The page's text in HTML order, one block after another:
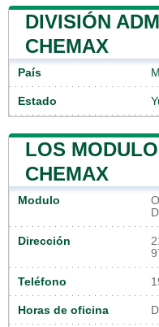
DIVISIÓN
CHEMAX
País
Estado
LOS
CHEMAX
Modulo
Dirección
Teléfono
Horas de oficina